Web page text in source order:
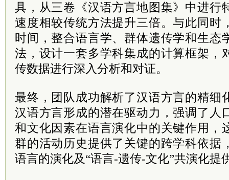
具，从三卷《汉语方言地图集》中进行
速度相较传统方法提升三倍。与此同时
时间，整合语言学、群体遗传学和生态
法，设计一套多学科集成的计算框架，
传数据进行深入分析和对证。
最终，团队成功解析了汉语方言的精细
汉语方言形成的潜在驱动力，强调了人
和文化因素在语言演化中的关键作用，
群的活动历史提供了关键的跨学科依据
语言的演化及“语言-遗传-文化”共演化提